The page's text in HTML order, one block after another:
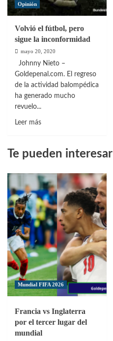
Opinión
Volvió el fútbol, pero
sigue la inconformidad
mayo 20, 2020
Johnny Nieto –
Goldepenal.com. El regreso
de la actividad balompédica
ha generado mucho
revuelo...
Leer másLeer
Volvió
fútbol,
pero
sigue
la
inconformidad
Te pueden interesar
Mundial FIFA 2026
Francia vs Inglaterra
por el tercer lugar del
mundial